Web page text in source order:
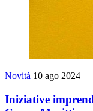
Novità 10 ago 2024
Iniziative